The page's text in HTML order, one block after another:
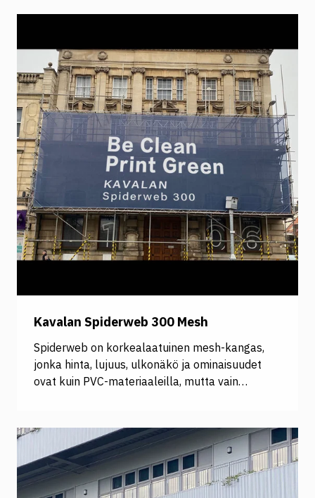
ilmavaan ja puoliläpäisevään mainontaan sekä
myös erittäin kestävä ja pitkäikäinen, mikä
vähentää tarvetta usein tapahtuvalle
materiaalin vaihdolle. Se on valmistettu
polyesteristä ja PVC-vapaasta
hartsipinnoitteesta, jotka tekevät siitä kestävän
ja pitkäikäisen.
Kavalan Spiderweb 300 Mesh
Spiderweb on korkealaatuinen mesh-kangas,
jonka hinta, lujuus, ulkonäkö ja ominaisuudet
ovat kuin PVC-materiaaleilla, mutta vain
ratkaisu ilmavaan, puoliläpäisevään mainontaan
sisä- ja ulkokäytössä. Painat PVC-vapaasti
mesh-kankaalle niin bannerit kuin
tapahtumakyltitkin. UV- ja lateksitulostettava.